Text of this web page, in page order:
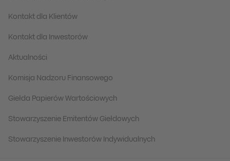
Kontakt dla Klientów
Kontakt dla Inwestorów
Aktualności
Komisja Nadzoru Finansowego
Giełda Papierów Wartościowych
Stowarzyszenie Emitentów Giełdowych
Stowarzyszenie Inwestorów Indywidualnych